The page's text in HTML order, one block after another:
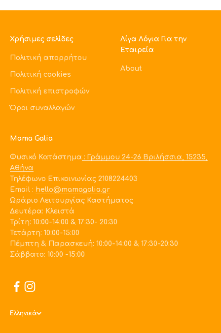
Χρήσιμες σελίδες
Πολιτική απορρήτου
Πολιτική cookies
Πολιτική επιστροφών
Όροι συναλλαγών
Λίγα Λόγια Για την
Εταιρεία
About
Mama Galia
Φυσικό Κατάστημα : Γράμμου 24-26 Βριλήσσια, 15235,
Αθήνα
Τηλέφωνο Επικοινωνίας 2108224403
Εmail : hello@mamagalia.gr
Ωράριο Λειτουργίας Καστήματος
Δευτέρα: Κλειστά
Τρίτη: 10:00-14:00 & 17:30- 20:30
Τετάρτη: 10:00-15:00
Πέμπτη & Παρασκευή: 10:00-14:00 & 17:30-20:30
Σάββατο: 10:00 -15:00
Ελληνικά